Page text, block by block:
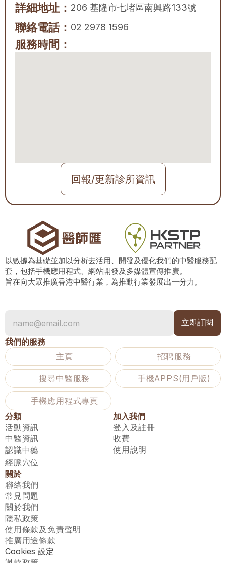
詳細地址： 206 基隆市七堵區南興路133號
聯絡電話： 02 2978 1596
服務時間：
回報/更新診所資訊
以數據為基礎並加以分析去活用、開發及優化我們的中醫服務配
套，包括手機應用程式、網站開發及多媒體宣傳推廣。
旨在向大眾推廣香港中醫行業，為推動行業發展出一分力。
我們的服務
主頁
招聘服務
搜尋中醫服務 手機APPS(用戶版)
手機應用程式專頁
分類
活動資訊
中醫資訊
認識中藥
經脈穴位
加入我們
登入及註冊
收費
使用說明
關於
聯絡我們
常見問題
關於我們
隱私政策
使用條款及免責聲明
推廣用途條款
Cookies 設定